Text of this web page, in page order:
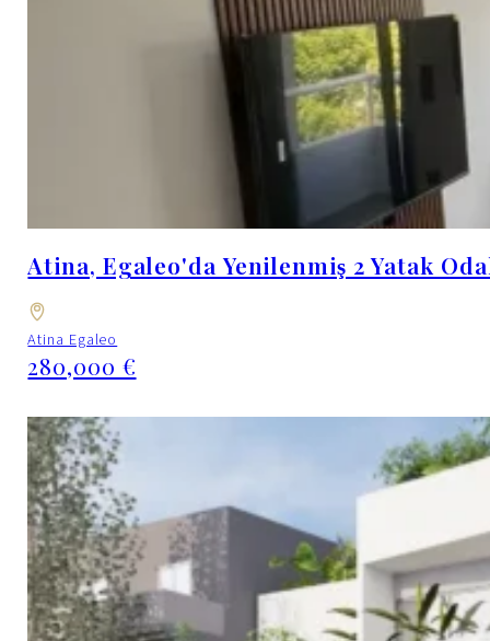
Atina, Egaleo'da Yenilenmiş 2 Yatak
Atina Egaleo
280,000 €